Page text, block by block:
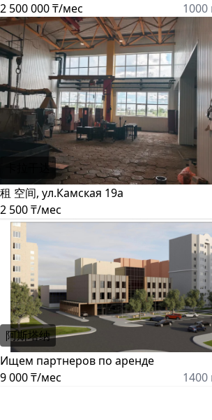
2 500 000 ₸/мес
1000
卡拉干达
租 空间, ул.Камская 19а
2 500 ₸/мес
阿斯塔纳
Ищем партнеров по аренде
9 000 ₸/мес
1400